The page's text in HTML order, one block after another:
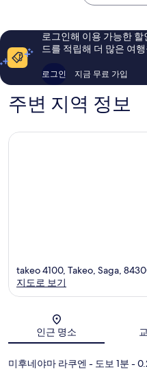
아
이
용
196
로그인해 이용 가능한
드를 적립해 더 많은 여
로그인 지금 무료 가입
주변 지역 정보
takeo 4100, Takeo, Saga,
지도로 보기
인근 명소
미후네야마 라쿠엔 - 도보 1분 -